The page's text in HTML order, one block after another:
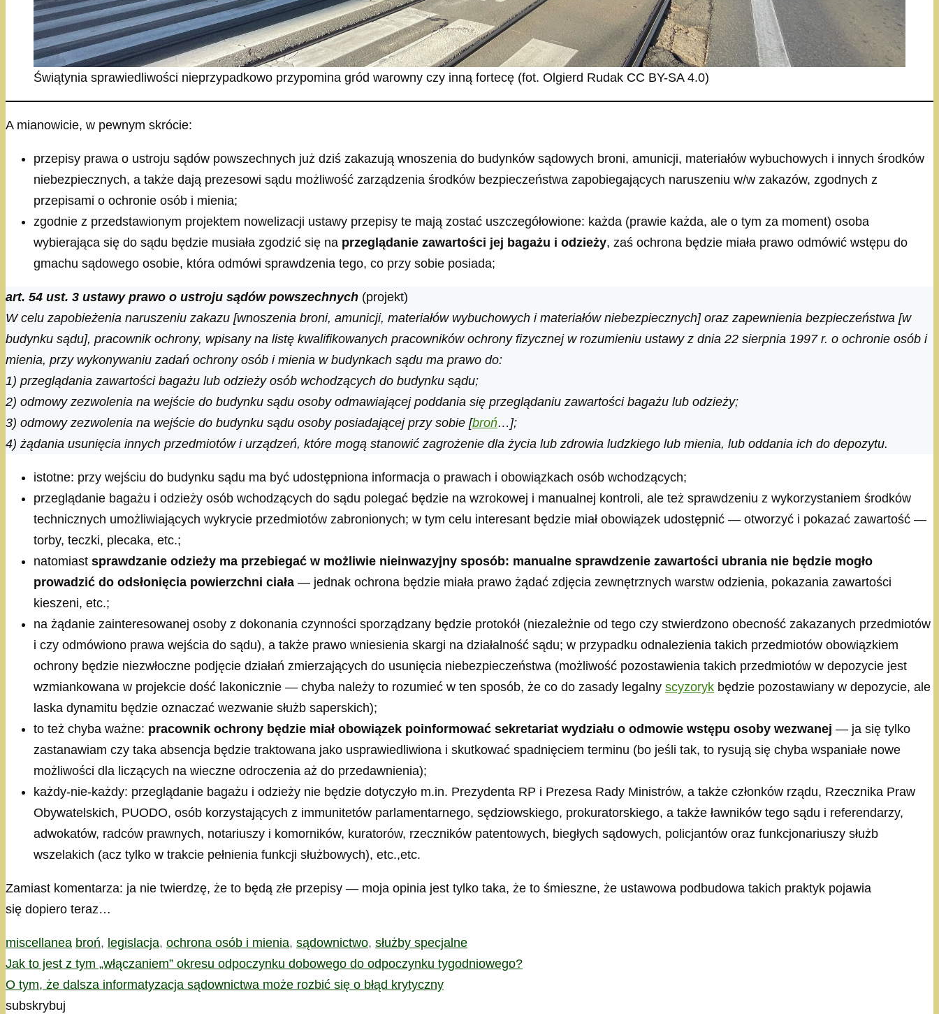
Świątynia sprawiedliwości nieprzypadkowo przypomina gród warowny czy inną fortecę (fot. Olgierd Rudak CC BY-SA 4.0)
A mianowicie, w pewnym skrócie:
przepisy prawa o ustroju sądów powszechnych już dziś zakazują wnoszenia do budynków sądowych broni, amunicji, materiałów wybuchowych i innych środków
niebezpiecznych, a także dają prezesowi sądu możliwość zarządzenia środków bezpieczeństwa zapobiegających naruszeniu w/w zakazów, zgodnych z
przepisami o ochronie osób i mienia;
zgodnie z przedstawionym projektem nowelizacji ustawy przepisy te mają zostać uszczegółowione: każda (prawie każda, ale o tym za moment) osoba
wybierająca się do sądu będzie musiała zgodzić się na przeglądanie zawartości jej bagażu i odzieży, zaś ochrona będzie miała prawo odmówić wstępu do
gmachu sądowego osobie, która odmówi sprawdzenia tego, co przy sobie posiada;
art. 54 ust. 3 ustawy prawo o ustroju sądów powszechnych (projekt)
W celu zapobieżenia naruszeniu zakazu [wnoszenia broni, amunicji, materiałów wybuchowych i materiałów niebezpiecznych] oraz zapewnienia bezpieczeństwa [w
budynku sądu], pracownik ochrony, wpisany na listę kwalifikowanych pracowników ochrony fizycznej w rozumieniu ustawy z dnia 22 sierpnia 1997 r. o ochronie osób i
mienia, przy wykonywaniu zadań ochrony osób i mienia w budynkach sądu ma prawo do:
1) przeglądania zawartości bagażu lub odzieży osób wchodzących do budynku sądu;
2) odmowy zezwolenia na wejście do budynku sądu osoby odmawiającej poddania się przeglądaniu zawartości bagażu lub odzieży;
3) odmowy zezwolenia na wejście do budynku sądu osoby posiadającej przy sobie [broń…];
4) żądania usunięcia innych przedmiotów i urządzeń, które mogą stanowić zagrożenie dla życia lub zdrowia ludzkiego lub mienia, lub oddania ich do depozytu.
istotne: przy wejściu do budynku sądu ma być udostępniona informacja o prawach i obowiązkach osób wchodzących;
przeglądanie bagażu i odzieży osób wchodzących do sądu polegać będzie na wzrokowej i manualnej kontroli, ale też sprawdzeniu z wykorzystaniem środków
technicznych umożliwiających wykrycie przedmiotów zabronionych; w tym celu interesant będzie miał obowiązek udostępnić — otworzyć i pokazać zawartość —
torby, teczki, plecaka, etc.;
natomiast sprawdzanie odzieży ma przebiegać w możliwie nieinwazyjny sposób: manualne sprawdzenie zawartości ubrania nie będzie mogło
prowadzić do odsłonięcia powierzchni ciała — jednak ochrona będzie miała prawo żądać zdjęcia zewnętrznych warstw odzienia, pokazania zawartości
kieszeni, etc.;
na żądanie zainteresowanej osoby z dokonania czynności sporządzany będzie protokół (niezależnie od tego czy stwierdzono obecność zakazanych przedmiotów
i czy odmówiono prawa wejścia do sądu), a także prawo wniesienia skargi na działalność sądu; w przypadku odnalezienia takich przedmiotów obowiązkiem
ochrony będzie niezwłoczne podjęcie działań zmierzających do usunięcia niebezpieczeństwa (możliwość pozostawienia takich przedmiotów w depozycie jest
wzmiankowana w projekcie dość lakonicznie — chyba należy to rozumieć w ten sposób, że co do zasady legalny scyzoryk będzie pozostawiany w depozycie, ale
laska dynamitu będzie oznaczać wezwanie służb saperskich);
to też chyba ważne: pracownik ochrony będzie miał obowiązek poinformować sekretariat wydziału o odmowie wstępu osoby wezwanej — ja się tylko
zastanawiam czy taka absencja będzie traktowana jako usprawiedliwiona i skutkować spadnięciem terminu (bo jeśli tak, to rysują się chyba wspaniałe nowe
możliwości dla liczących na wieczne odroczenia aż do przedawnienia);
każdy-nie-każdy: przeglądanie bagażu i odzieży nie będzie dotyczyło m.in. Prezydenta RP i Prezesa Rady Ministrów, a także członków rządu, Rzecznika Praw
Obywatelskich, PUODO, osób korzystających z immunitetów parlamentarnego, sędziowskiego, prokuratorskiego, a także ławników tego sądu i referendarzy,
adwokatów, radców prawnych, notariuszy i komorników, kuratorów, rzeczników patentowych, biegłych sądowych, policjantów oraz funkcjonariuszy służb
wszelakich (acz tylko w trakcie pełnienia funkcji służbowych), etc.,etc.
Zamiast komentarza: ja nie twierdzę, że to będą złe przepisy — moja opinia jest tylko taka, że to śmieszne, że ustawowa podbudowa takich praktyk pojawia
się dopiero teraz…
Kategorie
miscellanea Tagi
broń, legislacja, ochrona osób i mienia, sądownictwo, służby specjalne
Jak to jest z tym „włączaniem” okresu odpoczynku dobowego do odpoczynku tygodniowego?
O tym, że dalsza informatyzacja sądownictwa może rozbić się o błąd krytyczny
subskrybuj